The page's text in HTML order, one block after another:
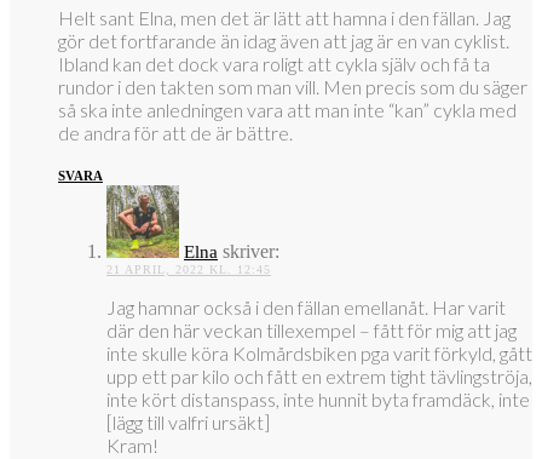
Helt sant Elna, men det är lätt att hamna i den fällan. Jag
gör det fortfarande än idag även att jag är en van cyklist.
Ibland kan det dock vara roligt att cykla själv och få ta
rundor i den takten som man vill. Men precis som du säger
så ska inte anledningen vara att man inte “kan” cykla med
de andra för att de är bättre.
SVARA
Elna skriver:
21 APRIL, 2022 KL. 12:45
Jag hamnar också i den fällan emellanåt. Har varit
där den här veckan tillexempel – fått för mig att jag
inte skulle köra Kolmårdsbiken pga varit förkyld, gått
upp ett par kilo och fått en extrem tight tävlingströja,
inte kört distanspass, inte hunnit byta framdäck, inte
[lägg till valfri ursäkt]
Kram!